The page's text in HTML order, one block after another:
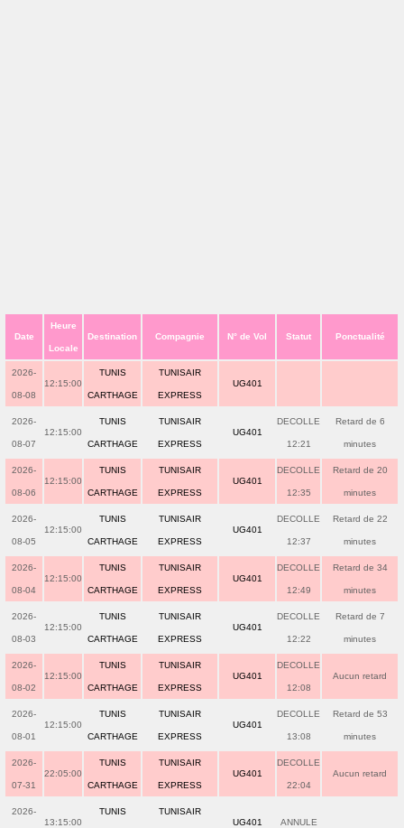
Date
Heure
Locale
Destination Compagnie N° de Vol Statut Ponctualité
2026-
08-08
12:15:00
TUNIS
CARTHAGE
TUNISAIR
EXPRESS
UG401
2026-
08-07
12:15:00
TUNIS
CARTHAGE
TUNISAIR
EXPRESS
UG401
DECOLLE
12:21
Retard de 6
minutes
2026-
08-06
12:15:00
TUNIS
CARTHAGE
TUNISAIR
EXPRESS
UG401
DECOLLE
12:35
Retard de 20
minutes
2026-
08-05
12:15:00
TUNIS
CARTHAGE
TUNISAIR
EXPRESS
UG401
DECOLLE
12:37
Retard de 22
minutes
2026-
08-04
12:15:00
TUNIS
CARTHAGE
TUNISAIR
EXPRESS
UG401
DECOLLE
12:49
Retard de 34
minutes
2026-
08-03
12:15:00
TUNIS
CARTHAGE
TUNISAIR
EXPRESS
UG401
DECOLLE
12:22
Retard de 7
minutes
2026-
08-02
12:15:00
TUNIS
CARTHAGE
TUNISAIR
EXPRESS
UG401
DECOLLE
12:08
Aucun retard
2026-
08-01
12:15:00
TUNIS
CARTHAGE
TUNISAIR
EXPRESS
UG401
DECOLLE
13:08
Retard de 53
minutes
2026-
07-31
22:05:00
TUNIS
CARTHAGE
TUNISAIR
EXPRESS
UG401
DECOLLE
22:04
Aucun retard
2026-
13:15:00
TUNIS TUNISAIR
UG401 ANNULE